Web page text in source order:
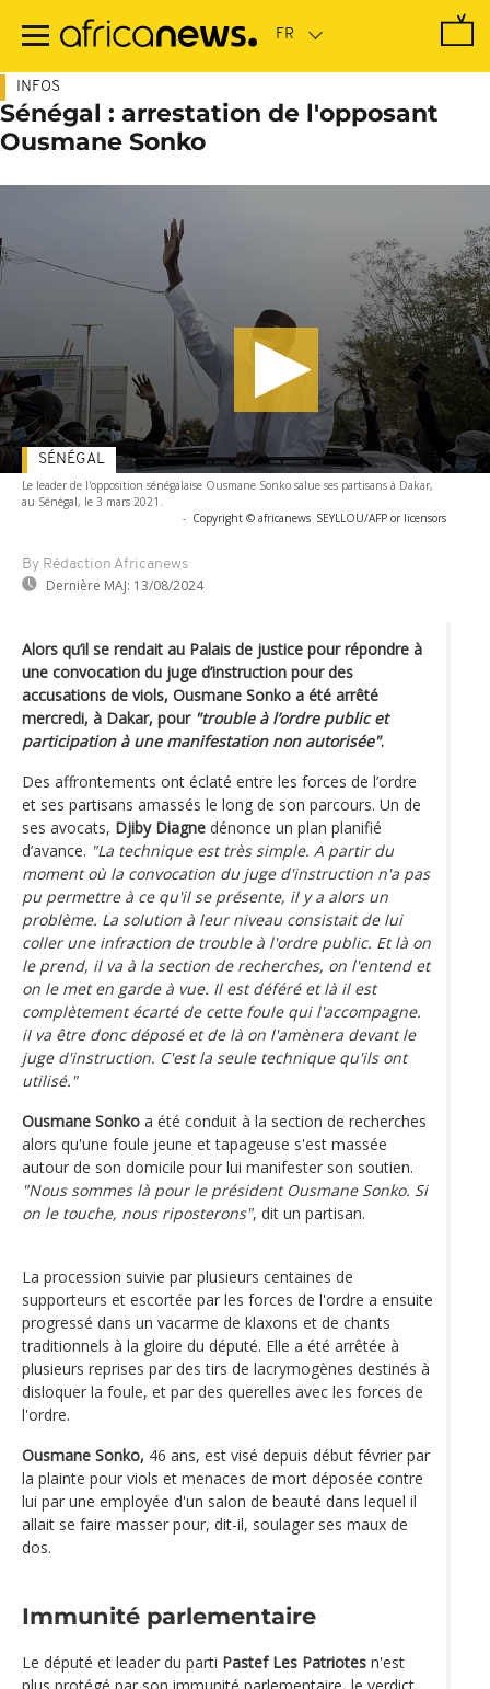
contenu
INFOS
Sénégal : arrestation de l'opposant
Ousmane Sonko
Le leader de l'opposition sénégalaise Ousmane Sonko salue ses partisans à Dakar,
au Sénégal, le 3 mars 2021.
- Copyright © africanews SEYLLOU/AFP or licensors
By Rédaction Africanews
Dernière MAJ: 13/08/2024
SÉNÉGAL
Alors qu’il se rendait au Palais de justice pour répondre à
une convocation du juge d’instruction pour des
accusations de viols, Ousmane Sonko a été arrêté
mercredi, à Dakar, pour "trouble à l’ordre public et
participation à une manifestation non autorisée".
Des affrontements ont éclaté entre les forces de l’ordre
et ses partisans amassés le long de son parcours. Un de
ses avocats, Djiby Diagne dénonce un plan planifié
d’avance. "La technique est très simple. A partir du
moment où la convocation du juge d'instruction n'a pas
pu permettre à ce qu'il se présente, il y a alors un
problème. La solution à leur niveau consistait de lui
coller une infraction de trouble à l'ordre public. Et là on
le prend, il va à la section de recherches, on l'entend et
on le met en garde à vue. Il est déféré et là il est
complètement écarté de cette foule qui l'accompagne.
iI va être donc déposé et de là on l'amènera devant le
juge d'instruction. C'est la seule technique qu'ils ont
utilisé."
Ousmane Sonko a été conduit à la section de recherches
alors qu'une foule jeune et tapageuse s'est massée
autour de son domicile pour lui manifester son soutien.
"Nous sommes là pour le président Ousmane Sonko. Si
on le touche, nous riposterons", dit un partisan.
La procession suivie par plusieurs centaines de
supporteurs et escortée par les forces de l'ordre a ensuite
progressé dans un vacarme de klaxons et de chants
traditionnels à la gloire du député. Elle a été arrêtée à
plusieurs reprises par des tirs de lacrymogènes destinés à
disloquer la foule, et par des querelles avec les forces de
l'ordre.
Ousmane Sonko, 46 ans, est visé depuis début février par
la plainte pour viols et menaces de mort déposée contre
lui par une employée d'un salon de beauté dans lequel il
allait se faire masser pour, dit-il, soulager ses maux de
dos.
Immunité parlementaire
Le député et leader du parti Pastef Les Patriotes n'est